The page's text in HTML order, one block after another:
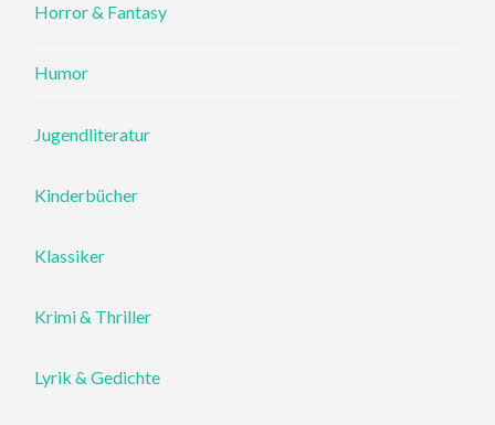
Horror & Fantasy
Humor
Jugendliteratur
Kinderbücher
Klassiker
Krimi & Thriller
Lyrik & Gedichte